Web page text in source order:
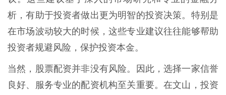
析，有助于投资者做出更为明智的投资决策。特别是
在市场波动较大的时候，这些专业建议往往能够帮助
投资者规避风险，保护投资本金。
当然，股票配资并非没有风险。因此，选择一家信誉
良好、服务专业的配资机构至关重要。在文山，投资